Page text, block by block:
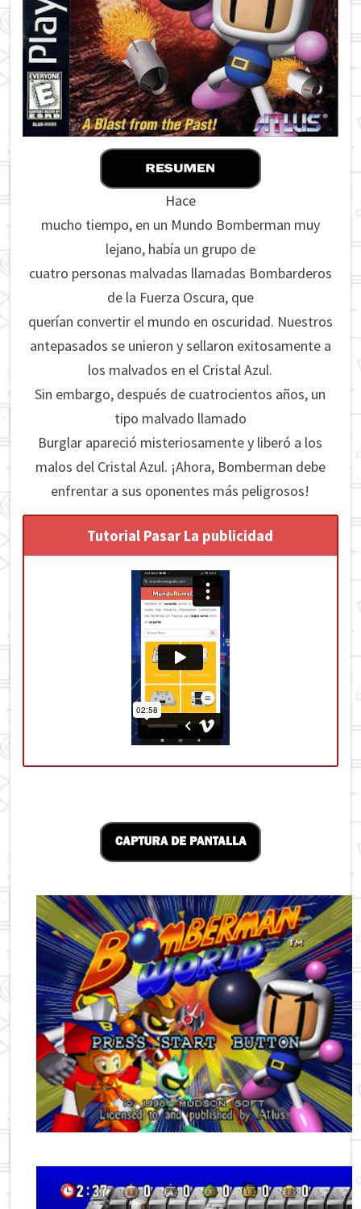
Hace
mucho tiempo, en un Mundo Bomberman muy
lejano, había un grupo de
cuatro personas malvadas llamadas Bombarderos
de la Fuerza Oscura, que
querían convertir el mundo en oscuridad. Nuestros
antepasados ​​se unieron y sellaron exitosamente a
los malvados en el Cristal Azul.
Sin embargo, después de cuatrocientos años, un
tipo malvado llamado
Burglar apareció misteriosamente y liberó a los
malos del Cristal Azul. ¡Ahora, Bomberman debe
enfrentar a sus oponentes más peligrosos!
Tutorial Pasar La publicidad